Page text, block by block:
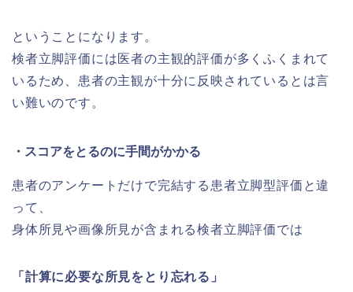
ということになります。
検者立脚評価には医者の主観的評価が多くふくまれて
いるため、患者の主観が十分に反映されているとは言
い難いのです。
・スコアをとるのに手間がかかる
患者のアンケートだけで完結する患者立脚型評価と違
って、
身体所見や画像所見が含まれる検者立脚評価では
「計算に必要な所見をとり忘れる」